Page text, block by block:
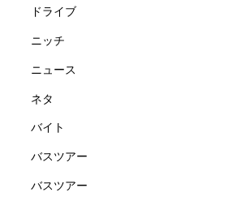
ドライブ
ニッチ
ニュース
ネタ
バイト
バスツアー
バスツアー